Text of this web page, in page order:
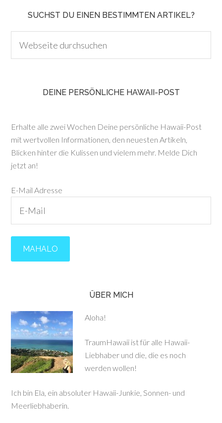
SUCHST DU EINEN BESTIMMTEN ARTIKEL?
DEINE PERSÖNLICHE HAWAII-POST
Erhalte alle zwei Wochen Deine persönliche Hawaii-Post
mit wertvollen Informationen, den neuesten Artikeln,
Blicken hinter die Kulissen und vielem mehr. Melde Dich
jetzt an!
E-Mail Adresse
ÜBER MICH
Aloha!
TraumHawaii ist für alle Hawaii-
Liebhaber und die, die es noch
werden wollen!
Ich bin Ela, ein absoluter Hawaii-Junkie, Sonnen- und
Meerliebhaberin.